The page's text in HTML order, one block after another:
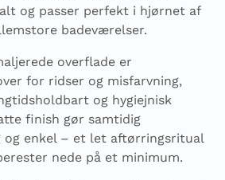
og passer perfekt i hjørnet af
badeværelser.
overflade er
for ridser og misfarvning,
og hygiejnisk
finish gør samtidig
og enkel – et let aftørringsritual
nede på et minimum.